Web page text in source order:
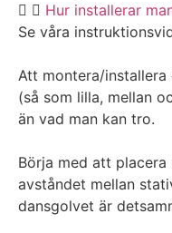
Hur installerar
Se våra
Att montera/installera
(så som lilla, mellan
än vad man kan tro.
Börja med att
avståndet mellan
dansgolvet är